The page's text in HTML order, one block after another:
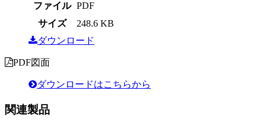
ファイル PDF
サイズ
248.6 KB
ダウンロード
PDF図面
ダウンロードはこちらから
関連製品